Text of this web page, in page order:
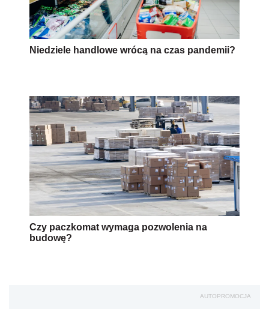
Niedziele handlowe wrócą na czas pandemii?
Czy paczkomat wymaga pozwolenia na
budowę?
AUTOPROMOCJA